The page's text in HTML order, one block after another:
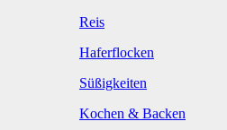
Reis
Haferflocken
Süßigkeiten
Kochen & Backen